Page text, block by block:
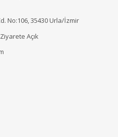
No:106, 35430 Urla/İzmir
Açık